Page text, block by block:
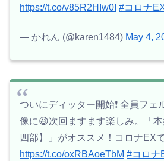
https://t.co/v85R2HIw0I #コロナ
— かれん (@karen1484) May 4,
ついにディッター開始❗️ 全員フェ
像に😆次回ますます楽しみ。「
四部】」がオススメ！コロナEX
https://t.co/oxRBAoeTbM #コロナ